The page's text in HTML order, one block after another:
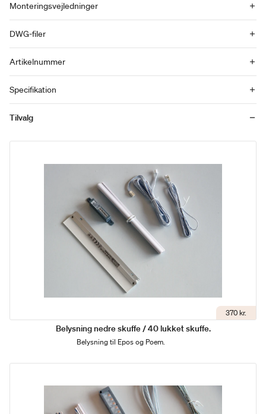
Monteringsvejledninger
DWG-filer
Artikelnummer
Specifikation
Tilvalg
370 kr.
Belysning nedre skuffe / 40 lukket skuffe.
Belysning til Epos og Poem.